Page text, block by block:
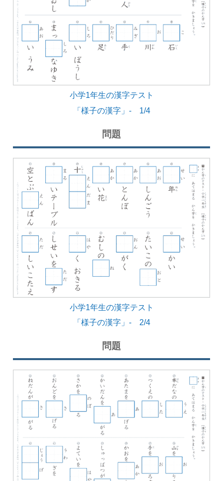
小学1年生の漢字テスト
「様子の漢字」- 1/4
問題
小学1年生の漢字テスト
「様子の漢字」- 2/4
問題